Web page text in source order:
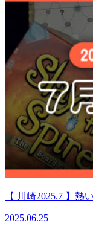
【 川崎2025.7 】
2025.06.25